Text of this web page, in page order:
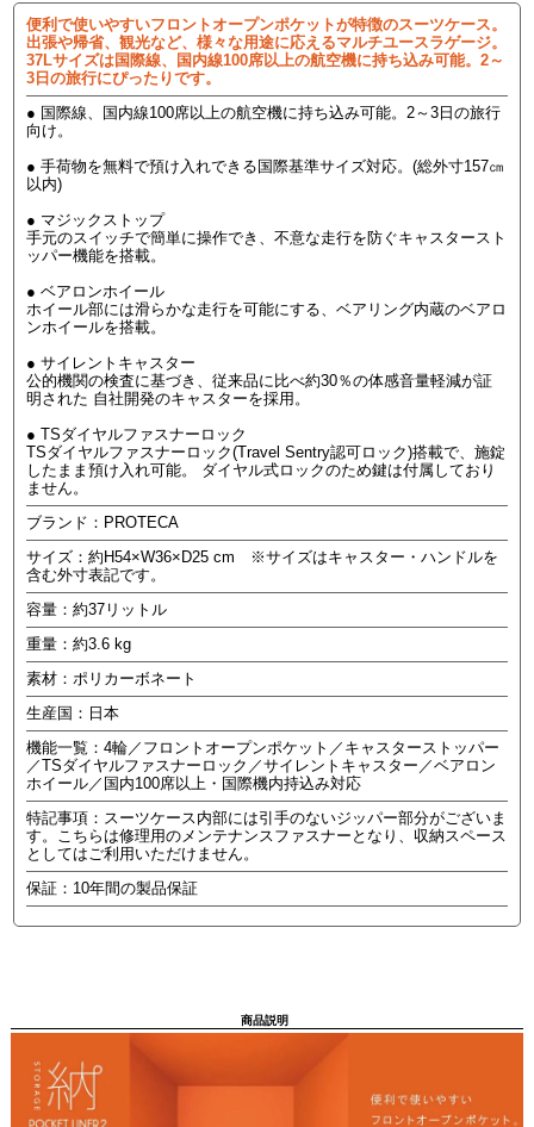
便利で使いやすいフロントオープンポケットが特徴のスーツケース。
出張や帰省、観光など、様々な用途に応えるマルチユースラゲージ。
37Lサイズは国際線、国内線100席以上の航空機に持ち込み可能。2～
3日の旅行にぴったりです。
● 国際線、国内線100席以上の航空機に持ち込み可能。2～3日の旅行
向け。
● 手荷物を無料で預け入れできる国際基準サイズ対応。(総外寸157㎝
以内)
● マジックストップ
手元のスイッチで簡単に操作でき、不意な走行を防ぐキャスタースト
ッパー機能を搭載。
● ベアロンホイール
ホイール部には滑らかな走行を可能にする、ベアリング内蔵のベアロ
ンホイールを搭載。
● サイレントキャスター
公的機関の検査に基づき、従来品に比べ約30％の体感音量軽減が証
明された 自社開発のキャスターを採用。
● TSダイヤルファスナーロック
TSダイヤルファスナーロック(Travel Sentry認可ロック)搭載で、施錠
したまま預け入れ可能。 ダイヤル式ロックのため鍵は付属しており
ません。
ブランド：PROTECA
サイズ：約H54×W36×D25 cm ※サイズはキャスター・ハンドルを
含む外寸表記です。
容量：約37リットル
重量：約3.6 kg
素材：ポリカーボネート
生産国：日本
機能一覧：4輪／フロントオープンポケット／キャスターストッパー
／TSダイヤルファスナーロック／サイレントキャスター／ベアロン
ホイール／国内100席以上・国際機内持込み対応
特記事項：スーツケース内部には引手のないジッパー部分がございま
す。こちらは修理用のメンテナンスファスナーとなり、収納スペース
としてはご利用いただけません。
保証：10年間の製品保証
商品説明